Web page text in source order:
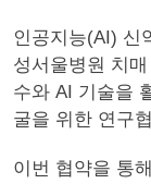
인공지능(AI) 신
성서울병원 치
수와 AI 기술을
굴을 위한 연구
이번 협약을 통